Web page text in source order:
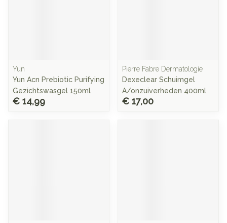
Yun
Yun Acn Prebiotic Purifying
Gezichtswasgel 150ml
€ 14,99
Pierre Fabre Dermatologie
Dexeclear Schuimgel
A/onzuiverheden 400ml
€ 17,00